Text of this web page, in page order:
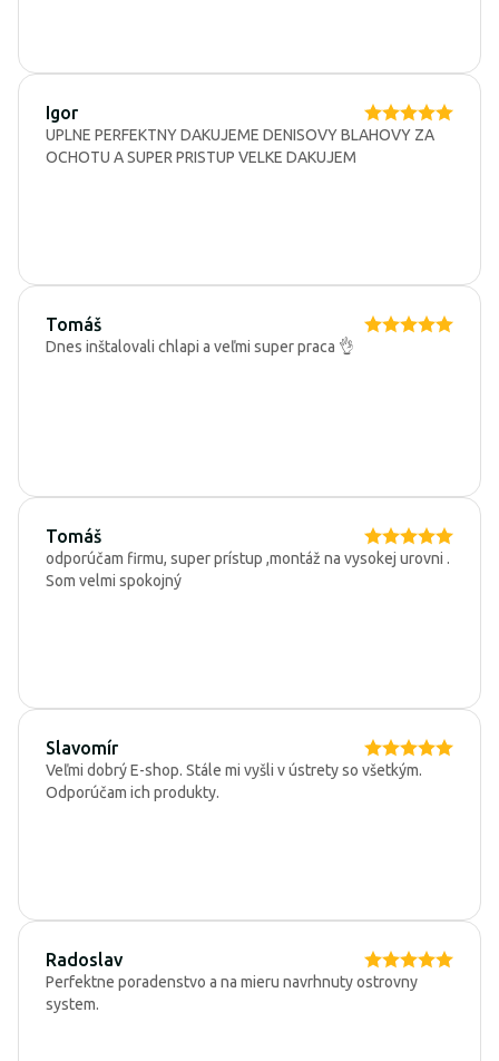
Igor
UPLNE PERFEKTNY DAKUJEME DENISOVY BLAHOVY ZA
OCHOTU A SUPER PRISTUP VELKE DAKUJEM
Tomáš
Dnes inštalovali chlapi a veľmi super praca 👌
Tomáš
odporúčam firmu, super prístup ,montáž na vysokej urovni .
Som velmi spokojný
Slavomír
Veľmi dobrý E-shop. Stále mi vyšli v ústrety so všetkým.
Odporúčam ich produkty.
Radoslav
Perfektne poradenstvo a na mieru navrhnuty ostrovny
system.